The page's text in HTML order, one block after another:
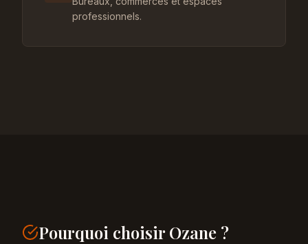
professionnels.
Pourquoi choisir Ozane ?